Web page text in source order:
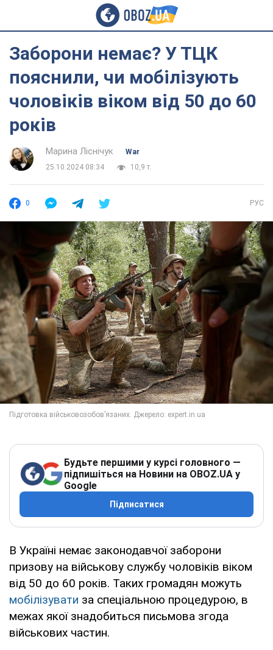
Заборони немає? У ТЦК
пояснили, чи мобілізують
чоловіків віком від 50 до 60
років
Марина Ліснічук
War
25.10.2024 08:34
10,9 т.
0 РУС
Будьте першими у курсі головного —
підпишіться на Новини на OBOZ.UA у
Google
Підписатися
В Україні немає законодавчої заборони
призову на військову службу чоловіків віком
від 50 до 60 років. Таких громадян можуть
мобілізувати за спеціальною процедурою, в
межах якої знадобиться письмова згода
військових частин.